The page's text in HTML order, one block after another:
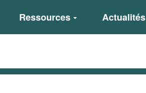
Ressources Actualités